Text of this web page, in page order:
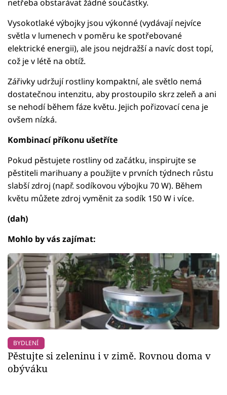
netřeba obstarávat žádné součástky.
Vysokotlaké výbojky jsou výkonné (vydávají nejvíce
světla v lumenech v poměru ke spotřebované
elektrické energii), ale jsou nejdražší a navíc dost topí,
což je v létě na obtíž.
Zářivky udržují rostliny kompaktní, ale světlo nemá
dostatečnou intenzitu, aby prostoupilo skrz zeleň a ani
se nehodí během fáze květu. Jejich pořizovací cena je
ovšem nízká.
Kombinací příkonu ušetříte
Pokud pěstujete rostliny od začátku, inspirujte se
pěstiteli marihuany a použijte v prvních týdnech růstu
slabší zdroj (např. sodíkovou výbojku 70 W). Během
květu můžete zdroj vyměnit za sodík 150 W i více.
(dah)
Mohlo by vás zajímat:
BYDLENÍ
Pěstujte si zeleninu i v zimě. Rovnou doma v
obýváku